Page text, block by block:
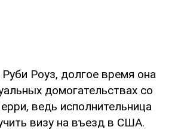
Роуз, долгое время она
домогательствах со
ведь исполнительница
визу на въезд в США.